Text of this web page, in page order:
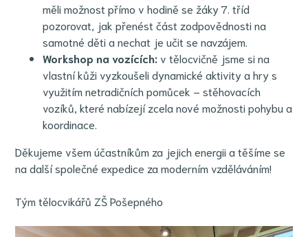
měli možnost přímo v hodině se žáky 7. tříd
pozorovat, jak přenést část zodpovědnosti na
samotné děti a nechat je učit se navzájem.
Workshop na vozících: v tělocvičně jsme si na
vlastní kůži vyzkoušeli dynamické aktivity a hry s
využitím netradičních pomůcek – stěhovacích
vozíků, které nabízejí zcela nové možnosti pohybu a
koordinace.
Děkujeme všem účastníkům za jejich energii a těšíme se
na další společné expedice za moderním vzděláváním!
Tým tělocvikářů ZŠ Pošepného